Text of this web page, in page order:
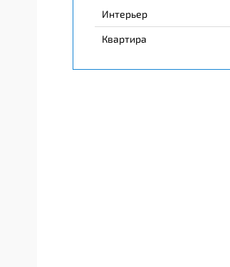
Интерьер
Квартира